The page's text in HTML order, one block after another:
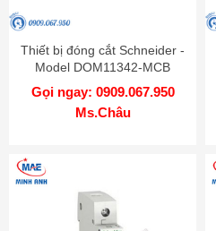
Thiết bị đóng cắt Schneider -
Model DOM11342-MCB
Gọi ngay: 0909.067.950
Ms.Châu